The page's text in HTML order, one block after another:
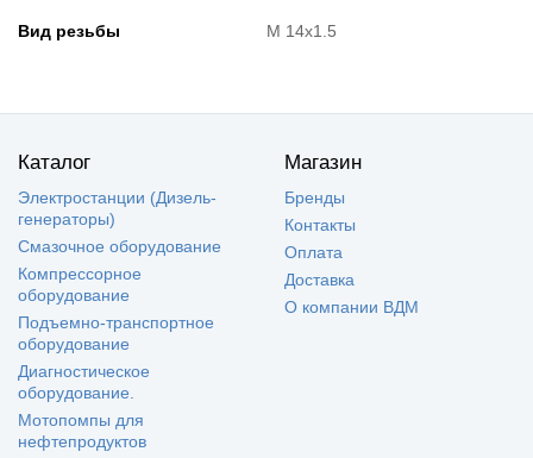
Вид резьбы М 14х1.5
Каталог
Электростанции (Дизель-
генераторы)
Смазочное оборудование
Компрессорное
оборудование
Подъемно-транспортное
оборудование
Диагностическое
оборудование.
Мотопомпы для
нефтепродуктов
Магазин
Бренды
Контакты
Оплата
Доставка
О компании ВДМ